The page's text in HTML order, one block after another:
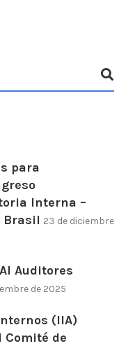
para
Interna –
Brasil 23 de diciembre
Auditores
de 2025
(IIA)
Comité de